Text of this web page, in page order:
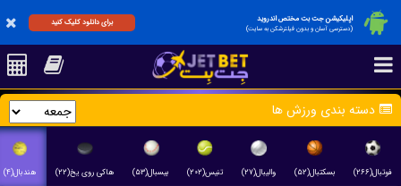
اپلیکیشن جت بت مختص اندروید
(دسترسی آسان و بدون فیلترشکن به سایت)
برای دانلود کلیک کنید
دسته بندی ورزش ها
فوتبال(۲۶۶) بسکتبال(۵۲) والیبال(۲۷) تنیس(۲۰۲) بیسبال(۵۳) هاکی روی یخ(۲۲) هندبال(۴)